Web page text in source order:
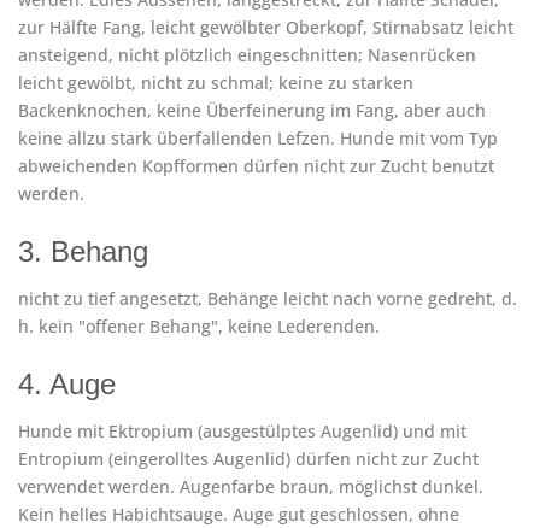
zur Hälfte Fang, leicht gewölbter Oberkopf, Stirnabsatz leicht
ansteigend, nicht plötzlich eingeschnitten; Nasenrücken
leicht gewölbt, nicht zu schmal; keine zu starken
Backenknochen, keine Überfeinerung im Fang, aber auch
keine allzu stark überfallenden Lefzen. Hunde mit vom Typ
abweichenden Kopfformen dürfen nicht zur Zucht benutzt
werden.
3. Behang
nicht zu tief angesetzt, Behänge leicht nach vorne gedreht, d.
h. kein "offener Behang", keine Lederenden.
4. Auge
Hunde mit Ektropium (ausgestülptes Augenlid) und mit
Entropium (eingerolltes Augenlid) dürfen nicht zur Zucht
verwendet werden. Augenfarbe braun, möglichst dunkel.
Kein helles Habichtsauge. Auge gut geschlossen, ohne